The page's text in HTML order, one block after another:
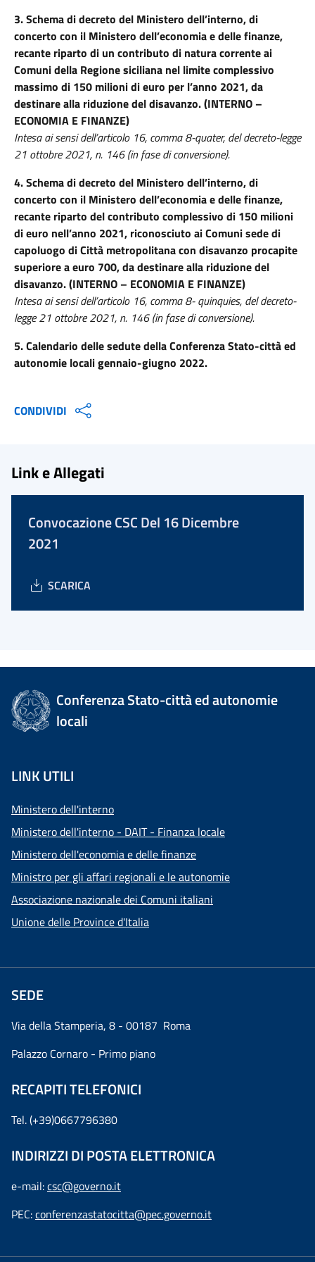
3.Schema di decreto del Ministero dell’interno, di
concerto con il Ministero dell’economia e delle finanze,
recante riparto di un contributo di natura corrente ai
Comuni della Regione siciliana nel limite complessivo
massimo di 150 milioni di euro per l’anno 2021, da
destinare alla riduzione del disavanzo. (INTERNO –
ECONOMIA E FINANZE)
Intesa ai sensi dell’articolo 16, comma 8-quater, del decreto-legge
21 ottobre 2021, n. 146 (in fase di conversione).
4.Schema di decreto del Ministero dell’interno, di
concerto con il Ministero dell’economia e delle finanze,
recante riparto del contributo complessivo di 150 milioni
di euro nell’anno 2021, riconosciuto ai Comuni sede di
capoluogo di Città metropolitana con disavanzo procapite
superiore a euro 700, da destinare alla riduzione del
disavanzo. (INTERNO – ECONOMIA E FINANZE)
Intesa ai sensi dell’articolo 16, comma 8- quinquies, del decreto-
legge 21 ottobre 2021, n. 146 (in fase di conversione).
5. Calendario delle sedute della Conferenza Stato-città ed
autonomie locali gennaio-giugno 2022.
CONDIVIDI
Link e Allegati
Convocazione CSC Del 16 Dicembre
2021
SCARICA
Conferenza Stato-città ed autonomie
locali
LINK UTILI
Ministero dell'interno
Ministero dell'interno - DAIT - Finanza locale
Ministero dell'economia e delle finanze
Ministro per gli affari regionali e le autonomie
Associazione nazionale dei Comuni italiani
Unione delle Province d'Italia
SEDE
Via della Stamperia, 8 - 00187 Roma
Palazzo Cornaro - Primo piano
RECAPITI TELEFONICI
Tel. (+39)0667796380
INDIRIZZI DI POSTA ELETTRONICA
e-mail:csc@governo.it
PEC:conferenzastatocitta@pec.governo.it